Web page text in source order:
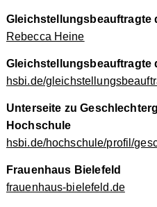
Gleichstellungsbeauftragte
Rebecca Heine
Gleichstellungsbeauftragte
hsbi.de/
Unterseite zu
Hochschule
hsbi.de/hochschule/profil/
Frauenhaus Bielefeld
frauenhaus-bielefeld.de